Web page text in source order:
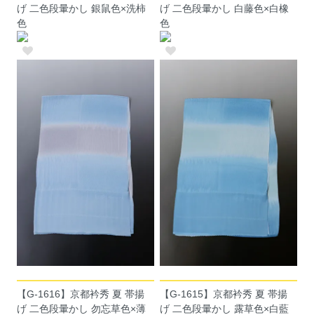
げ 二色段暈かし 銀鼠色×洗柿
色
げ 二色段暈かし 白藤色×白橡
色
【G-1616】京都衿秀 夏 帯揚
げ 二色段暈かし 勿忘草色×薄
【G-1615】京都衿秀 夏 帯揚
げ 二色段暈かし 露草色×白藍